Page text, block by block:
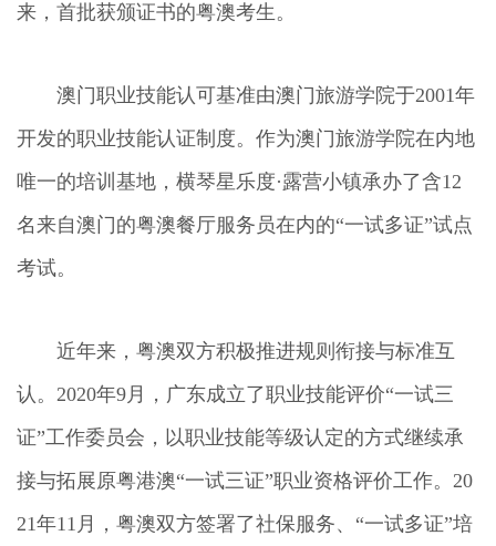
来，首批获颁证书的粤澳考生。
澳门职业技能认可基准由澳门旅游学院于2001年
开发的职业技能认证制度。作为澳门旅游学院在内地
唯一的培训基地，横琴星乐度·露营小镇承办了含12
名来自澳门的粤澳餐厅服务员在内的“一试多证”试点
考试。
近年来，粤澳双方积极推进规则衔接与标准互
认。2020年9月，广东成立了职业技能评价“一试三
证”工作委员会，以职业技能等级认定的方式继续承
接与拓展原粤港澳“一试三证”职业资格评价工作。20
21年11月，粤澳双方签署了社保服务、“一试多证”培